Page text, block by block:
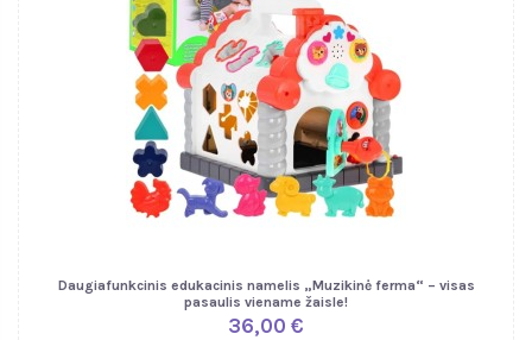
Daugiafunkcinis edukacinis namelis „Muzikinė ferma“ – visas
pasaulis viename žaisle!
36,00 €